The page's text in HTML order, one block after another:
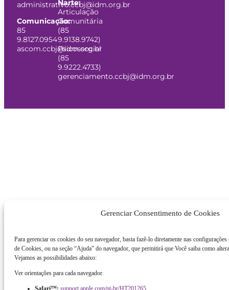
Gerenciar Consentimento de Cookies
Para gerenciar os cookies do seu navegador, basta fazê-lo diretamente nas configurações
de Cookies, ou na seção “Ajuda” do navegador, que permitirá que Você saiba como
Vejamos as possibilidades abaixo:
Ver orientações para cada navegador
Safari™: support.apple.com/pt-br/HT201265
administrativo.ccbj@idm.org.br
Comunicação:
85
9.8127.0954
ascom.ccbj@idm.org.br
Narte:
Articulação
Comunitária
(85
9.9138.9742)
Psicossocial
(85
9.9222.4733)
gerenciamento.ccbj@idm.org.br